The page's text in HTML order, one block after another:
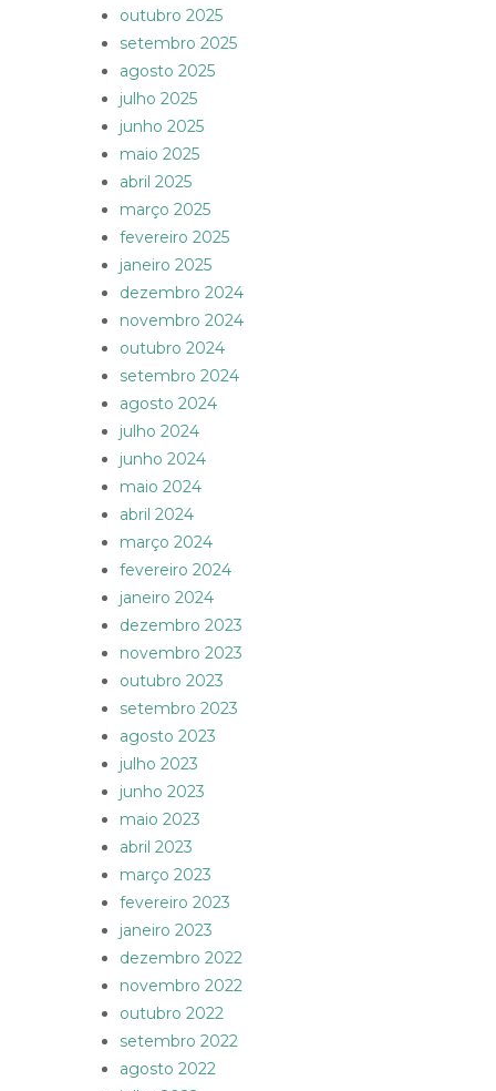
outubro 2025
setembro 2025
agosto 2025
julho 2025
junho 2025
maio 2025
abril 2025
março 2025
fevereiro 2025
janeiro 2025
dezembro 2024
novembro 2024
outubro 2024
setembro 2024
agosto 2024
julho 2024
junho 2024
maio 2024
abril 2024
março 2024
fevereiro 2024
janeiro 2024
dezembro 2023
novembro 2023
outubro 2023
setembro 2023
agosto 2023
julho 2023
junho 2023
maio 2023
abril 2023
março 2023
fevereiro 2023
janeiro 2023
dezembro 2022
novembro 2022
outubro 2022
setembro 2022
agosto 2022